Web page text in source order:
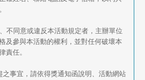
不同意或違反本活動規定者，主辦單位
及參與本活動的權利，並對任何破壞本
責任。
之事宜，請依得獎通知函說明、活動網站